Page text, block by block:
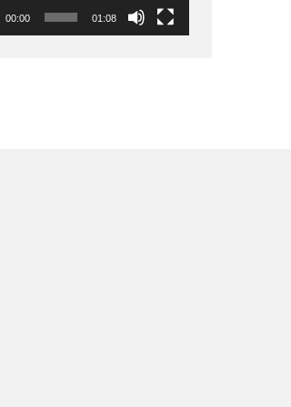
00:00 01:08